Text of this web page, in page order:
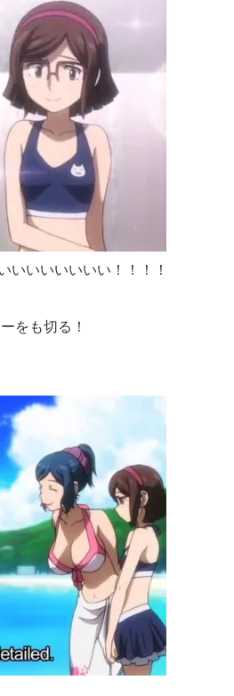
いいいいいいい！！！！
をも切る！